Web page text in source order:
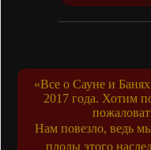
«Все о Сауне и
2017 года. Хотим
Нам повезло, ведь
плоды этого